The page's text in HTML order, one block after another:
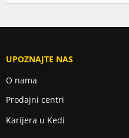
UPOZNAJTE NAS
O nama
Prodajni centri
Karijera u Kedi